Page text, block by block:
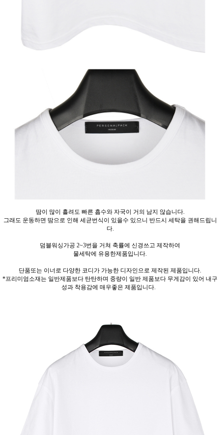
땀이 많이 흘려도 빠른 흡수와 자국이 거의 남지 않습니다.
그래도 운동하면 땀으로 인해 세균번식이 있을수 있으니 반드시 세탁을 권해드립니
다.
덤블워싱가공 2~3번을 거쳐 축률에 신경쓰고 제작하여
물세탁에 유용한제품입니다.
단품또는 이너로 다양한 코디가 가능한 디자인으로 제작된 제품입니다.
*프리미엄소재는 일반제품보다 탄탄하며 중량이 일반 제품보다 무게감이 있어 내구
성과 착용감에 매우좋은 제품입니다.